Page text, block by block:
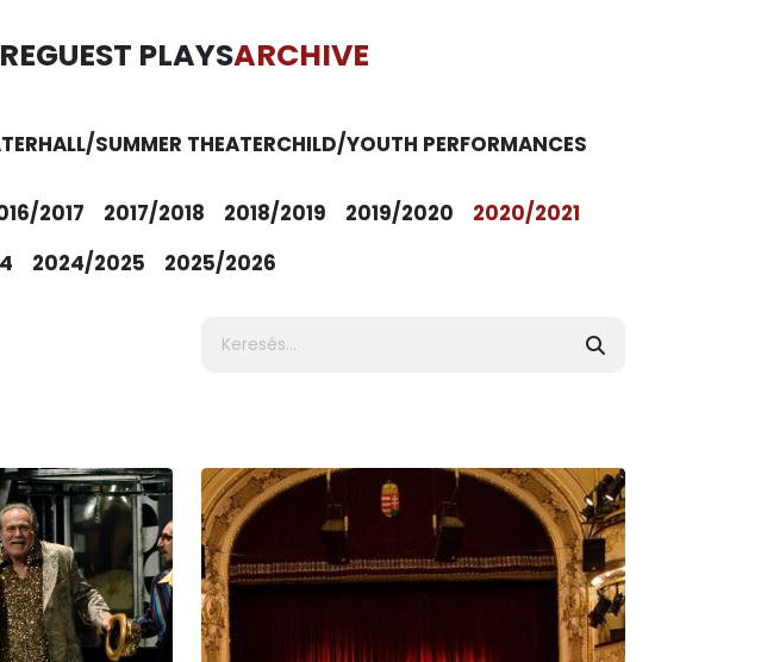
GUEST PLAYSARCHIVE
HALL/SUMMER THEATERCHILD/YOUTH PERFORMANCES
2017 2017/2018 2018/2019 2019/2020
2020/2021
2024/2025 2025/2026